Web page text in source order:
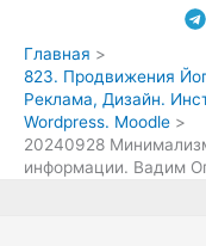
Главная
823. Продвижения
Реклама, Дизайн.
Wordpress. Moodle
20240928
информации. Вадим